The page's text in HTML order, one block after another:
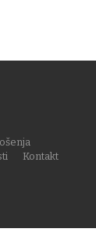
Kontakt